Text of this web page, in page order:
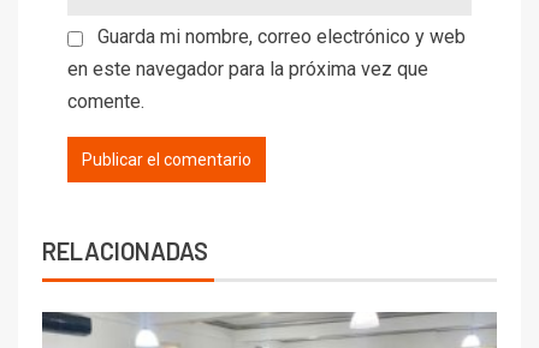
Guarda mi nombre, correo electrónico y web
en este navegador para la próxima vez que
comente.
RELACIONADAS